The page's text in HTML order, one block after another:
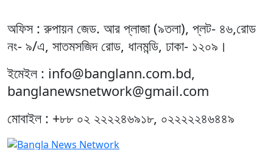
অফিস : রুপায়ন জেড. আর প্লাজা (৯তলা), প্লট- ৪৬,রোড
নং- ৯/এ, সাতমসজিদ রোড, ধানমন্ডি, ঢাকা- ১২০৯।
ইমেইল : info@banglann.com.bd,
banglanewsnetwork@gmail.com
মোবাইল : +৮৮ ০২ ২২২২৪৬৯১৮, ০২২২২২৪৬৪৪৯